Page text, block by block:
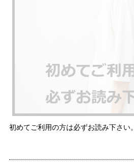
初めてご利用の方は必ずお読み下さい。